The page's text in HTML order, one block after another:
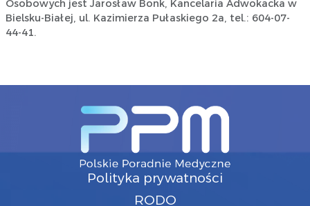
Osobowych jest Jarosław Bonk, Kancelaria Adwokacka w
Bielsku-Białej, ul. Kazimierza Pułaskiego 2a, tel.: 604-07-
44-41.
Polityka prywatności
RODO